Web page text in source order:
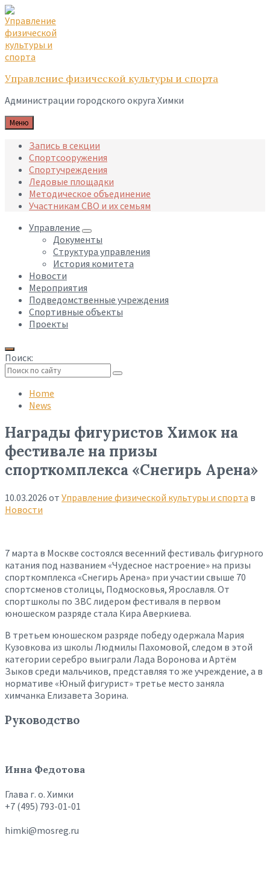
Skip
to
content
Skip
to
main
navigation
Skip
to
footer
Управление физической культуры и спорта
Администрации городского округа Химки
Меню
Запись в секции
Спортсооружения
Спортучреждения
Ледовые площадки
Методическое объединение
Участникам СВО и их семьям
Управление
Документы
Структура управления
История комитета
Новости
Мероприятия
Подведомственные учреждения
Спортивные объекты
Проекты
Поиск:
search
Home
News
Награды фигуристов Химок на
фестивале на призы
спорткомплекса «Снегирь Арена»
10.03.2026 от Управление физической культуры и спорта в
Новости
7 марта в Москве состоялся весенний фестиваль фигурного
катания под названием «Чудесное настроение» на призы
спорткомплекса «Снегирь Арена» при участии свыше 70
спортсменов столицы, Подмосковья, Ярославля. От
спортшколы по ЗВС лидером фестиваля в первом
юношеском разряде стала Кира Аверкиева.
В третьем юношеском разряде победу одержала Мария
Кузовкова из школы Людмилы Пахомовой, следом в этой
категории серебро выиграли Лада Воронова и Артём
Зыков среди мальчиков, представляя то же учреждение, а в
нормативе «Юный фигурист» третье место заняла
химчанка Елизавета Зорина.
Руководство
Инна Федотова
Глава г. о. Химки
+7 (495) 793-01-01
himki@mosreg.ru